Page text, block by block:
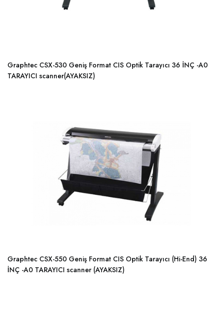
Graphtec CSX-530 Geniş Format CIS Optik Tarayıcı 36 İNÇ -A0
TARAYICI scanner(AYAKSIZ)
Graphtec CSX-550 Geniş Format CIS Optik Tarayıcı (Hi-End) 36
İNÇ -A0 TARAYICI scanner (AYAKSIZ)